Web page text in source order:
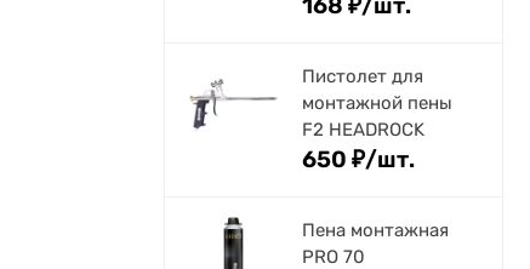
Пистолет для
монтажной пены
F2 HEADROCK
650 ₽/шт.
Пена монтажная
PRO 70